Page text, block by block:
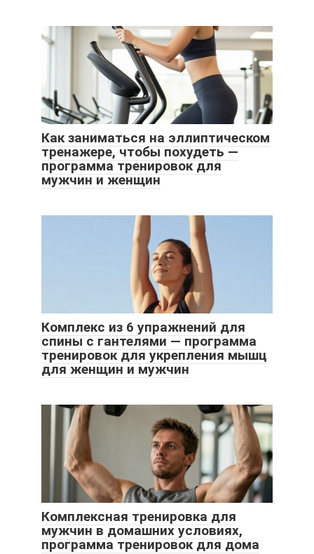
Как заниматься на эллиптическом
тренажере, чтобы похудеть —
программа тренировок для
мужчин и женщин
Комплекс из 6 упражнений для
спины с гантелями — программа
тренировок для укрепления мышц
для женщин и мужчин
Комплексная тренировка для
мужчин в домашних условиях,
программа тренировок для дома